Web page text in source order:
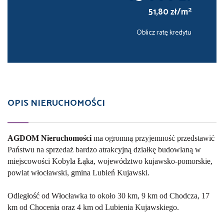
51,80 zł/m2
Oblicz ratę kredytu
OPIS NIERUCHOMOŚCI
AGDOM Nieruchomości ma ogromną przyjemność przedstawić
Państwu na sprzedaż bardzo atrakcyjną działkę budowlaną w
miejscowości Kobyla Łąka, województwo kujawsko-pomorskie,
powiat włocławski, gmina Lubień Kujawski.
Odległość od Włocławka to około 30 km, 9 km od Chodcza, 17
km od Chocenia oraz 4 km od Lubienia Kujawskiego.